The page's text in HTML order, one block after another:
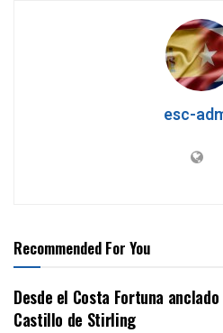
esc-
Recommended For You
Desde el Costa Fortuna
Castillo de Stirling